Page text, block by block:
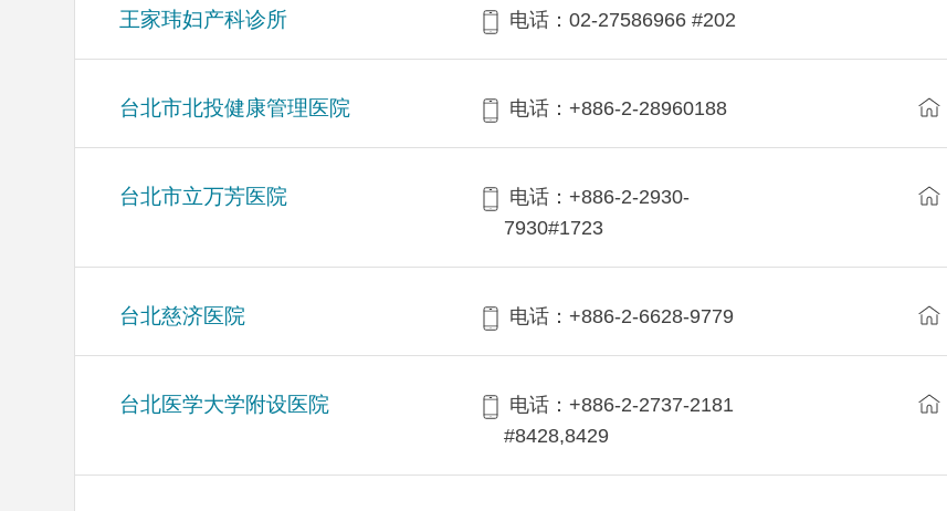
王家玮妇产科诊所 电话：02-27586966 #202
台北市北投健康管理医院 电话：+886-2-28960188
台北市立万芳医院
电话：+886-2-2930-
7930#1723
台北慈济医院 电话：+886-2-6628-9779
台北医学大学附设医院
电话：+886-2-2737-2181
#8428,8429